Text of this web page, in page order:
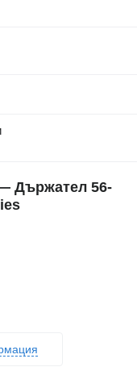
Държател 56-